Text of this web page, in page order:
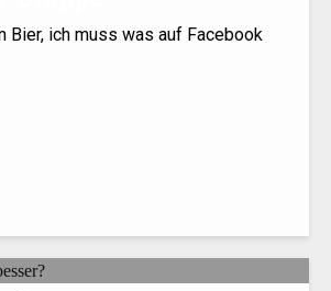
Bier, ich muss was auf Facebook